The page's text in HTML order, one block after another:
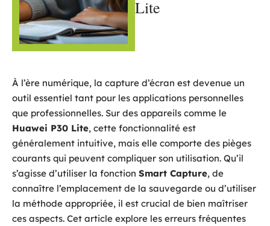
Lite
À l’ère numérique, la capture d’écran est devenue un
outil essentiel tant pour les applications personnelles
que professionnelles. Sur des appareils comme le
Huawei P30 Lite, cette fonctionnalité est
généralement intuitive, mais elle comporte des pièges
courants qui peuvent compliquer son utilisation. Qu’il
s’agisse d’utiliser la fonction Smart Capture, de
connaître l’emplacement de la sauvegarde ou d’utiliser
la méthode appropriée, il est crucial de bien maîtriser
ces aspects. Cet article explore les erreurs fréquentes